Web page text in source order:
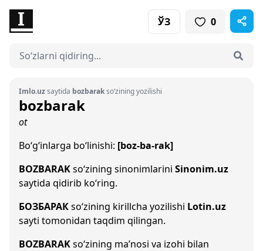
ЎЗ 0
Imlo.uzsaytida bozbarakso‘zining yozilishi
bozbarak
ot
Bo‘g‘inlarga bo‘linishi: [boz-ba-rak]
BOZBARAKso‘zining sinonimlarini Sinonim.uz
saytida qidirib ko‘ring.
БОЗБАРАКso‘zining kirillcha yozilishi Lotin.uz
sayti tomonidan taqdim qilingan.
BOZBARAKso‘zining ma’nosi va izohi bilan